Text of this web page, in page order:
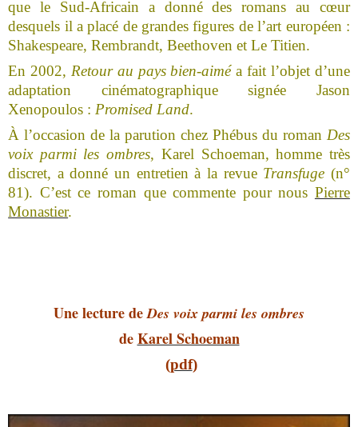
que le Sud-Africain a donné des romans au cœur
desquels il a placé de grandes figures de l’art européen :
Shakespeare, Rembrandt, Beethoven et Le Titien.
En 2002, Retour au pays bien-aiméa fait l’objet d’une
adaptation cinématographique signée Jason
Xenopoulos : Promised Land.
À l’occasion de la parution chez Phébus du roman Des
voix parmi les ombres, Karel Schoeman, homme très
discret, a donné un entretien à la revue Transfuge (n°
81). C’est ce roman que commente pour nous Pierre
Monastier.
Une lecture deDes voix parmi les ombres
deKarel Schoeman
(pdf)